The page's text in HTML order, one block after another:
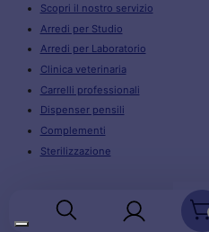
Scopri il nostro servizio
Arredi per Studio
Arredi per Laboratorio
Clinica veterinaria
Carrelli professionali
Dispenser pensili
Complementi
Sterilizzazione